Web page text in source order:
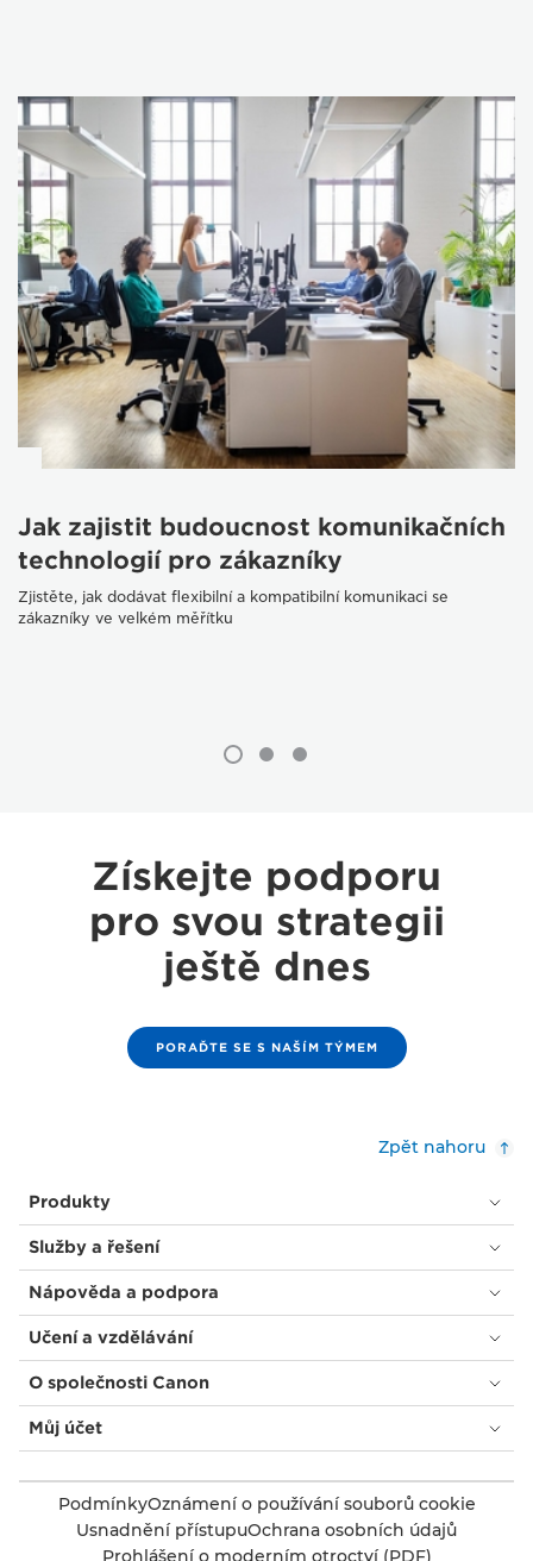
Jak zajistit budoucnost komunikačních
technologií pro zákazníky
Zjistěte, jak dodávat flexibilní a kompatibilní komunikaci se
zákazníky ve velkém měřítku
Získejte podporu
pro svou strategii
ještě dnes
PORAĎTE SE S NAŠÍM TÝMEM
Zpět nahoru
Produkty
Služby a řešení
Nápověda a podpora
Učení a vzdělávání
O společnosti Canon
Můj účet
PodmínkyOznámení o používání souborů cookie
Usnadnění přístupuOchrana osobních údajů
Prohlášení o moderním otroctví (PDF)